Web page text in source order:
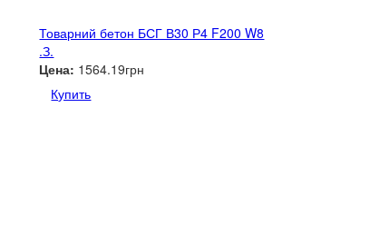
Товарний бетон БСГ В30 Р4 F200 W8
.З.
Цена: 1564.19грн
Купить